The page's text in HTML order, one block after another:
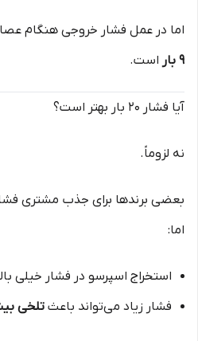
اما در عمل فشار خروجی هنگام
۹ بار
است.
آیا فشار ۲۰ بار بهتر است؟
نه لزوماً.
بعضی برندها برای جذب مشتری
اما:
استخراج اسپرسو در فشار خیلی
فشار زیاد می‌تواند باعث تلخی